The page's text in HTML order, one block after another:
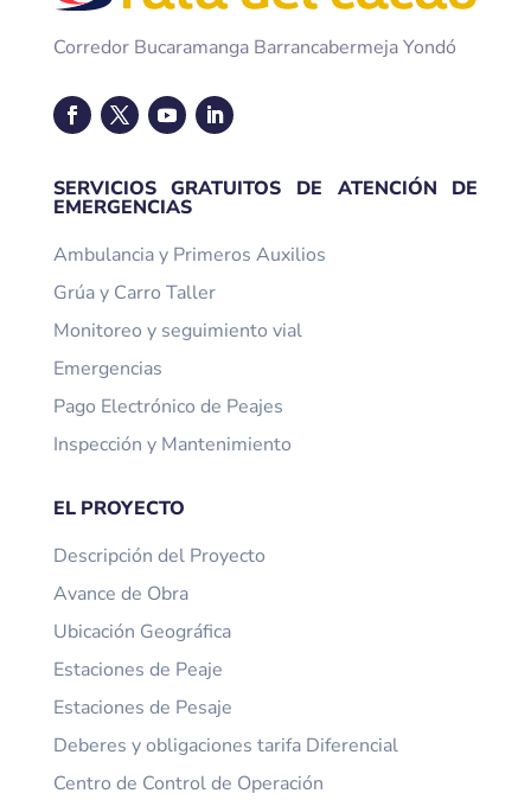
Corredor Bucaramanga Barrancabermeja Yondó
SERVICIOS GRATUITOS DE ATENCIÓN DE
EMERGENCIAS
Ambulancia y Primeros Auxilios
Grúa y Carro Taller
Monitoreo y seguimiento vial
Emergencias
Pago Electrónico de Peajes
Inspección y Mantenimiento
EL PROYECTO
Descripción del Proyecto
Avance de Obra
Ubicación Geográfica
Estaciones de Peaje
Estaciones de Pesaje
Deberes y obligaciones tarifa Diferencial
Centro de Control de Operación